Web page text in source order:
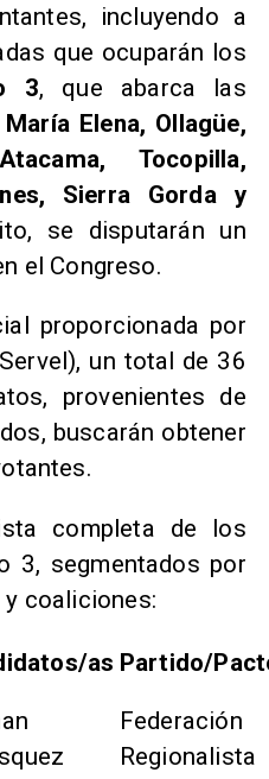
incluyendo a
que ocuparán los
3, que abarca las
Elena, Ollagüe,
Tocopilla,
Sierra Gorda y
se disputarán un
el Congreso.
proporcionada por
un total de 36
provenientes de
buscarán obtener
completa de los
3, segmentados por
coaliciones:
as Partido/
Federación
Regionalista